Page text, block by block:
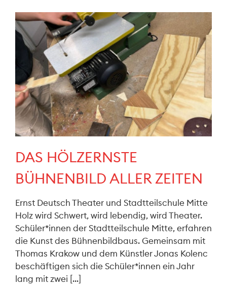
DAS HÖLZERNSTE
BÜHNENBILD ALLER ZEITEN
Ernst Deutsch Theater und Stadtteilschule Mitte
Holz wird Schwert, wird lebendig, wird Theater.
Schüler*innen der Stadtteilschule Mitte, erfahren
die Kunst des Bühnenbildbaus. Gemeinsam mit
Thomas Krakow und dem Künstler Jonas Kolenc
beschäftigen sich die Schüler*innen ein Jahr
lang mit zwei [...]